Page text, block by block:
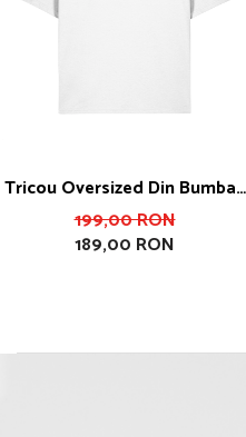
Tricou Oversized Din Bumbac
Organic L'été De L'amour
199,00 RON
189,00 RON